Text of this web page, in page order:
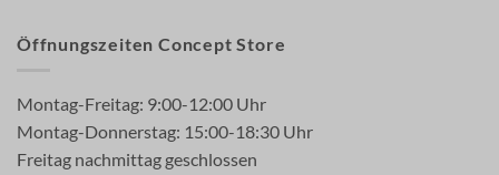
Öffnungszeiten Concept Store
Montag-Freitag: 9:00-12:00 Uhr
Montag-Donnerstag: 15:00-18:30 Uhr
Freitag nachmittag geschlossen